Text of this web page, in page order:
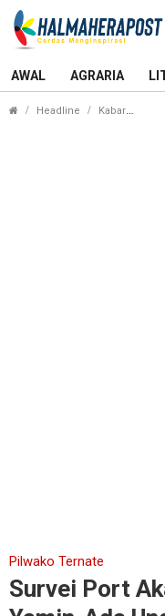
AWAL AGRARIA
Headline Kabar
Pilwako Ternate
Survei Port